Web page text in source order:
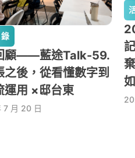
顧——藍途Talk-59.
之後，從看懂數字到
運用 ×邸台東
7 月 20 日